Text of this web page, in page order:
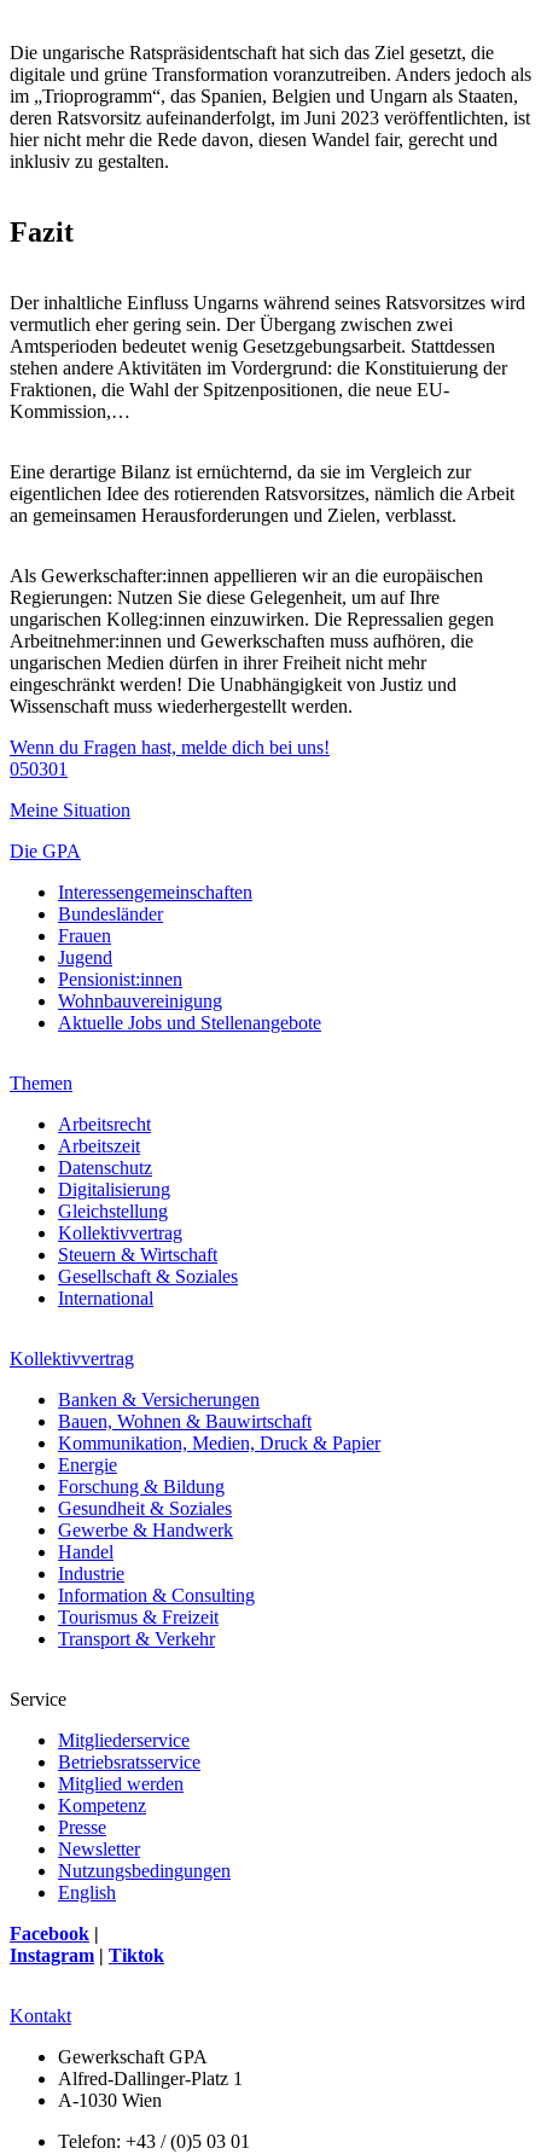
Die ungarische Ratspräsidentschaft hat sich das Ziel gesetzt, die
digitale und grüne Transformation voranzutreiben. Anders jedoch als
im „Trioprogramm“, das Spanien, Belgien und Ungarn als Staaten,
deren Ratsvorsitz aufeinanderfolgt, im Juni 2023 veröffentlichten, ist
hier nicht mehr die Rede davon, diesen Wandel fair, gerecht und
inklusiv zu gestalten.
Fazit
Der inhaltliche Einfluss Ungarns während seines Ratsvorsitzes wird
vermutlich eher gering sein. Der Übergang zwischen zwei
Amtsperioden bedeutet wenig Gesetzgebungsarbeit. Stattdessen
stehen andere Aktivitäten im Vordergrund: die Konstituierung der
Fraktionen, die Wahl der Spitzenpositionen, die neue EU-
Kommission,…
Eine derartige Bilanz ist ernüchternd, da sie im Vergleich zur
eigentlichen Idee des rotierenden Ratsvorsitzes, nämlich die Arbeit
an gemeinsamen Herausforderungen und Zielen, verblasst.
Als Gewerkschafter:innen appellieren wir an die europäischen
Regierungen: Nutzen Sie diese Gelegenheit, um auf Ihre
ungarischen Kolleg:innen einzuwirken. Die Repressalien gegen
Arbeitnehmer:innen und Gewerkschaften muss aufhören, die
ungarischen Medien dürfen in ihrer Freiheit nicht mehr
eingeschränkt werden! Die Unabhängigkeit von Justiz und
Wissenschaft muss wiederhergestellt werden.
Wenn du Fragen hast, melde dich bei uns!
050301
Meine Situation
Die GPA
Interessengemeinschaften
Bundesländer
Frauen
Jugend
Pensionist:innen
Wohnbauvereinigung
Aktuelle Jobs und Stellenangebote
Themen
Arbeitsrecht
Arbeitszeit
Datenschutz
Digitalisierung
Gleichstellung
Kollektivvertrag
Steuern & Wirtschaft
Gesellschaft & Soziales
International
Kollektivvertrag
Banken & Versicherungen
Bauen, Wohnen & Bauwirtschaft
Kommunikation, Medien, Druck & Papier
Energie
Forschung & Bildung
Gesundheit & Soziales
Gewerbe & Handwerk
Handel
Industrie
Information & Consulting
Tourismus & Freizeit
Transport & Verkehr
Service
Mitgliederservice
Betriebsratsservice
Mitglied werden
Kompetenz
Presse
Newsletter
Nutzungsbedingungen
English
Facebook |
Instagram | Tiktok
Kontakt
Gewerkschaft GPA
Alfred-Dallinger-Platz 1
A-1030 Wien
Telefon: +43 / (0)5 03 01